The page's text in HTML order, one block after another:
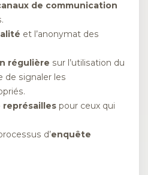
de communication
et l’anonymat des
régulière sur l’utilisation du
de signaler les
représailles pour ceux qui
d’enquête